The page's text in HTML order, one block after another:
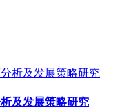
及发展策略研究